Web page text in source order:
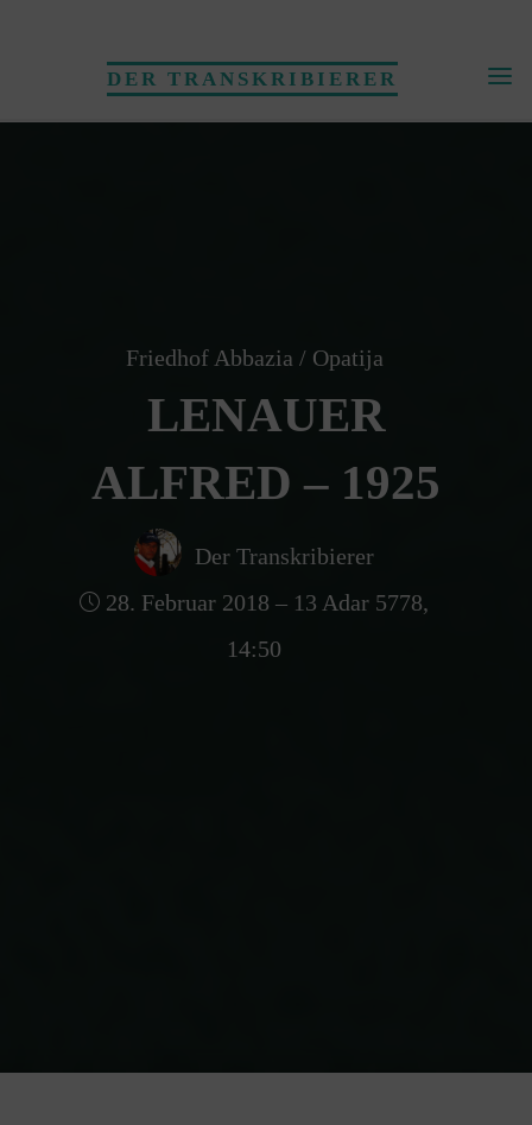
DER TRANSKRIBIERER
Friedhof Abbazia / Opatija
LENAUER
ALFRED – 1925
Der Transkribierer
28. Februar 2018 – 13 Adar 5778,
14:50